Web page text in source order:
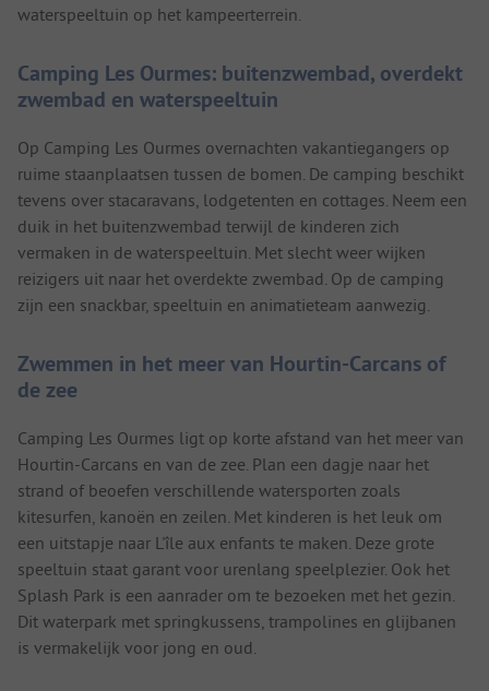
waterspeeltuin op het kampeerterrein.
Camping Les Ourmes: buitenzwembad, overdekt
zwembad en waterspeeltuin
Op Camping Les Ourmes overnachten vakantiegangers op
ruime staanplaatsen tussen de bomen. De camping beschikt
tevens over stacaravans, lodgetenten en cottages. Neem een
duik in het buitenzwembad terwijl de kinderen zich
vermaken in de waterspeeltuin. Met slecht weer wijken
reizigers uit naar het overdekte zwembad. Op de camping
zijn een snackbar, speeltuin en animatieteam aanwezig.
Zwemmen in het meer van Hourtin-Carcans of
de zee
Camping Les Ourmes ligt op korte afstand van het meer van
Hourtin-Carcans en van de zee. Plan een dagje naar het
strand of beoefen verschillende watersporten zoals
kitesurfen, kanoën en zeilen. Met kinderen is het leuk om
een uitstapje naar L'île aux enfants te maken. Deze grote
speeltuin staat garant voor urenlang speelplezier. Ook het
Splash Park is een aanrader om te bezoeken met het gezin.
Dit waterpark met springkussens, trampolines en glijbanen
is vermakelijk voor jong en oud.